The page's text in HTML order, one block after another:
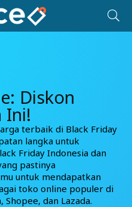
Diskon
Ini!
terbaik di Black Friday
langka untuk
Friday Indonesia dan
pastinya
untuk mendapatkan
toko online populer di
dan Lazada.